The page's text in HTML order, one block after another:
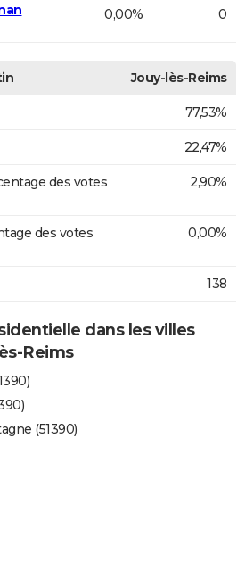
0,00% 0
Jouy-lès-Reims
77,53%
22,47%
des votes
2,90%
des votes
0,00%
138
dans les villes
Reims
(51390)